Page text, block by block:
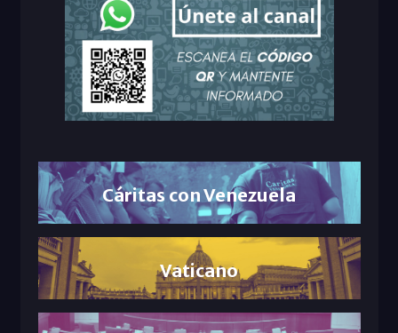
Cáritas con Venezuela
Vaticano